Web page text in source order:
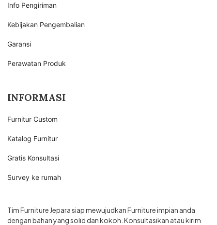
Info Pengiriman
Kebijakan Pengembalian
Garansi
Perawatan Produk
INFORMASI
Furnitur Custom
Katalog Furnitur
Gratis Konsultasi
Survey ke rumah
Tim Furniture Jepara siap mewujudkan Furniture impian anda
dengan bahan yang solid dan kokoh. Konsultasikan atau kirim